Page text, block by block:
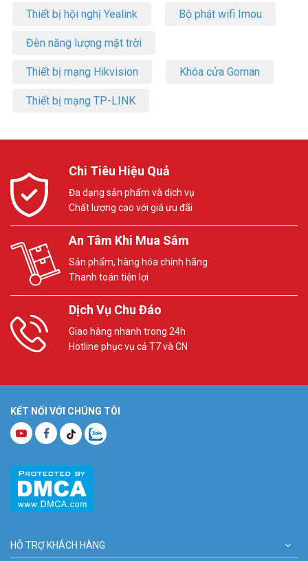
Thiết bị hội nghị Yealink Bộ phát wifi Imou
Đèn năng lượng mặt trời
Thiết bị mạng Hikvision Khóa cửa Goman
Thiết bị mạng TP-LINK
Chi Tiêu Hiệu Quả
Đa dạng sản phẩm và dịch vụ
Chất lượng cao với giá ưu đãi
An Tâm Khi Mua Sắm
Sản phẩm, hàng hóa chính hãng
Thanh toán tiện lợi
Dịch Vụ Chu Đáo
Giao hàng nhanh trong 24h
Hotline phục vụ cả T7 và CN
KẾT NỐI VỚI CHÚNG TÔI
HỖ TRỢ KHÁCH HÀNG